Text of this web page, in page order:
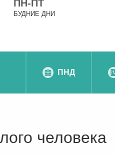
ПН-ПТ
БУДНИЕ ДНИ
ПНД
человека